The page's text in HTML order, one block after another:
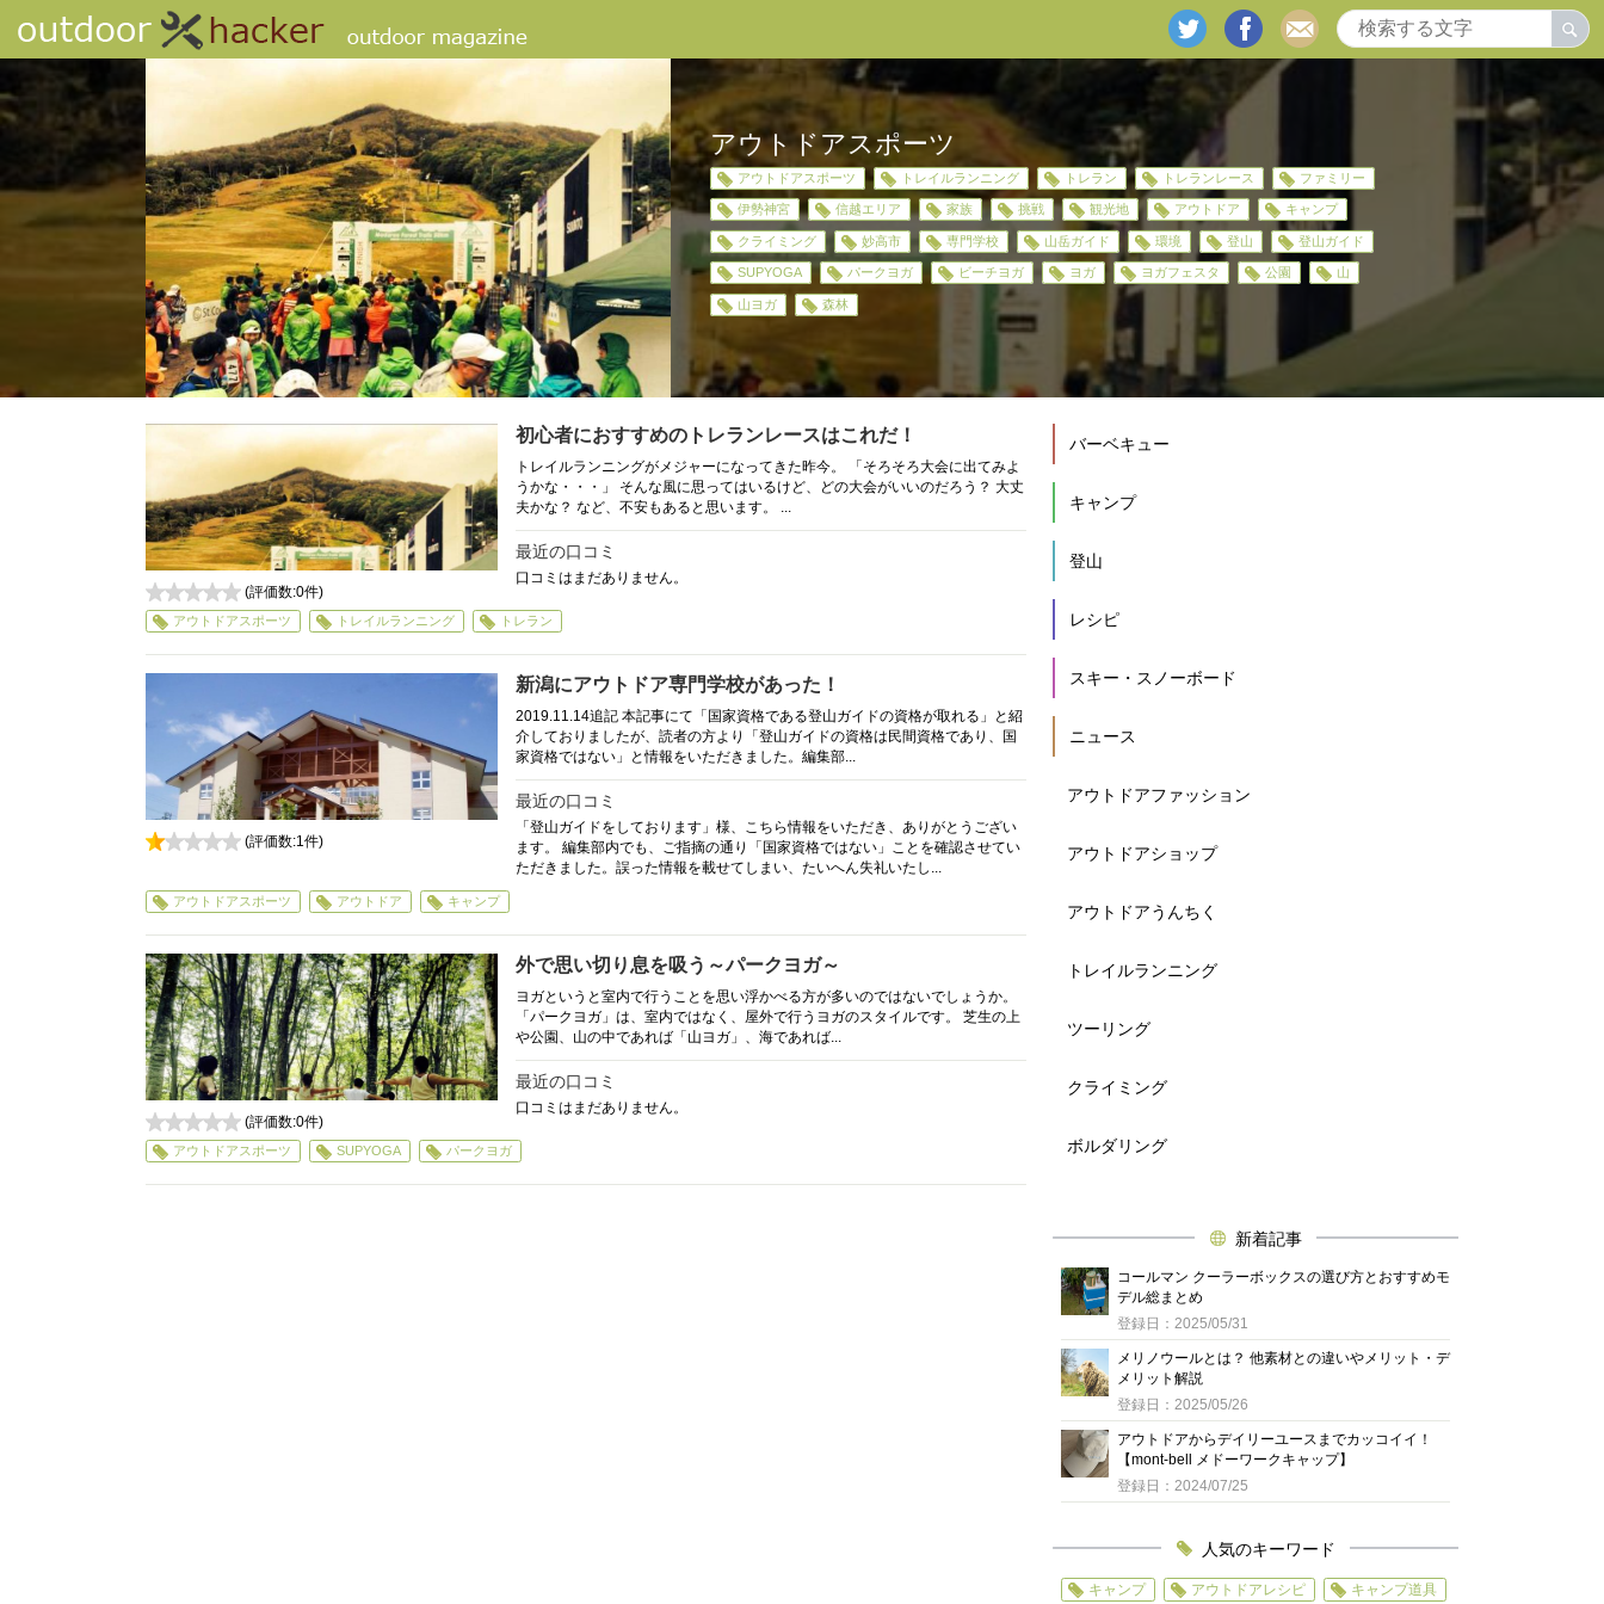
アウトドアスポーツ
アウトドアスポーツ トレイルランニング トレラン トレランレース ファミリー
伊勢神宮 信越エリア 家族 挑戦 観光地 アウトドア キャンプ
クライミング 妙高市 専門学校 山岳ガイド 環境 登山 登山ガイド
SUPYOGA パークヨガ ビーチヨガ ヨガ ヨガフェスタ 公園 山
山ヨガ 森林
初心者におすすめのトレランレースはこれだ！
トレイルランニングがメジャーになってきた昨今。 「そろそろ大会に出てみよ
うかな・・・」 そんな風に思ってはいるけど、どの大会がいいのだろう？ 大丈
夫かな？ など、不安もあると思います。 ...
最近の口コミ
口コミはまだありません。
0
(評価数:0件)
アウトドアスポーツ トレイルランニング トレラン
新潟にアウトドア専門学校があった！
2019.11.14追記 本記事にて「国家資格である登山ガイドの資格が取れる」と紹
介しておりましたが、読者の方より「登山ガイドの資格は民間資格であり、国
家資格ではない」と情報をいただきました。編集部...
最近の口コミ
「登山ガイドをしております」様、こちら情報をいただき、ありがとうござい
ます。 編集部内でも、ご指摘の通り「国家資格ではない」ことを確認させてい
ただきました。誤った情報を載せてしまい、たいへん失礼いたし...
(評価数:1件)
アウトドアスポーツ アウトドア キャンプ
外で思い切り息を吸う～パークヨガ～
ヨガというと室内で行うことを思い浮かべる方が多いのではないでしょうか。
「パークヨガ」は、室内ではなく、屋外で行うヨガのスタイルです。 芝生の上
や公園、山の中であれば「山ヨガ」、海であれば...
最近の口コミ
口コミはまだありません。
0
(評価数:0件)
アウトドアスポーツ SUPYOGA パークヨガ
バーベキュー
キャンプ
登山
レシピ
スキー・スノーボード
ニュース
アウトドアファッション
アウトドアショップ
アウトドアうんちく
トレイルランニング
ツーリング
クライミング
ボルダリング
新着記事
コールマン クーラーボックスの選び方とおすすめモ
デル総まとめ
登録日：2025/05/31
メリノウールとは？ 他素材との違いやメリット・デ
メリット解説
登録日：2025/05/26
アウトドアからデイリーユースまでカッコイイ！
【mont-bell メドーワークキャップ】
登録日：2024/07/25
人気のキーワード
キャンプ アウトドアレシピ キャンプ道具